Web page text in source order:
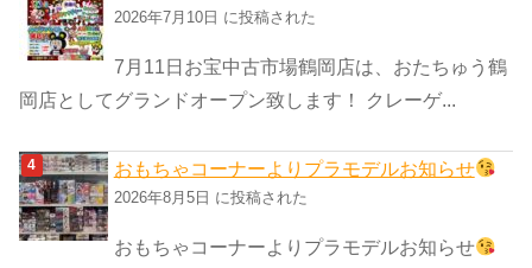
2026年7月10日 に投稿された
7月11日お宝中古市場鶴岡店は、おたちゅう鶴
岡店としてグランドオープン致します！ クレーゲ...
おもちゃコーナーよりプラモデルお知らせ
2026年8月5日 に投稿された
おもちゃコーナーよりプラモデルお知らせ